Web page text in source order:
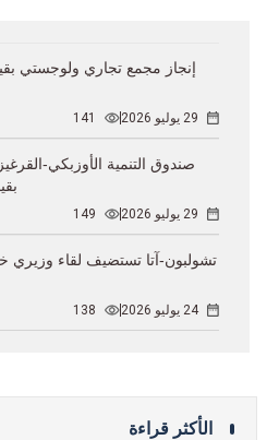
إنجاز مجمع تجاري ولوجستي
29 يوليو 2026 141
29 يوليو 2026 149
تشولبون-آتا تستضيف لقاء وزيري
24 يوليو 2026 138
الأكثر قراءة